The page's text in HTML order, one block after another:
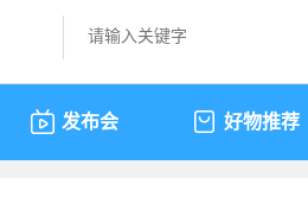
发布会 好物推荐